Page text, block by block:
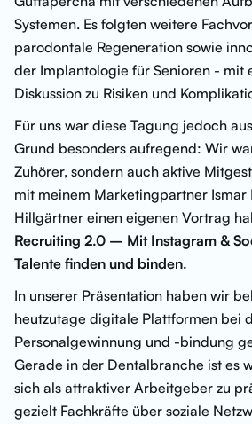
Systemen. Es folgten weitere
parodontale Regeneration sowie
der Implantologie für Senioren - mit
Diskussion zu Risiken und
Für uns war diese Tagung jedoch
Grund besonders aufregend: Wir
Zuhörer, sondern auch aktive
mit meinem Marketingpartner Ismar
Hillgärtner einen eigenen Vortrag
Recruiting 2.0 – Mit Instagram &
Talente finden und binden.
In unserer Präsentation haben wir
heutzutage digitale Plattformen bei
Personalgewinnung und -bindung
Gerade in der Dentalbranche ist es
sich als attraktiver Arbeitgeber zu
gezielt Fachkräfte über soziale